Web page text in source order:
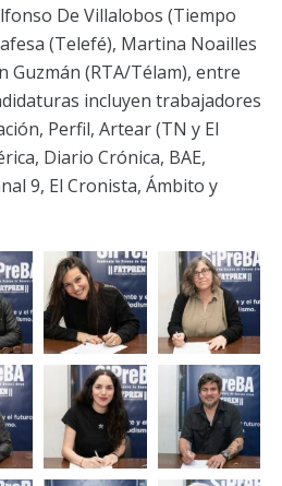
De Villalobos (Tiempo
(Telefé), Martina Noailles
Guzmán (RTA/Télam), entre
incluyen trabajadores
Perfil, Artear (TN y El
Diario Crónica, BAE,
9, El Cronista, Ámbito y